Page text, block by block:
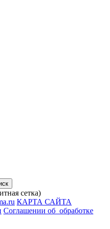
сетка)
КАРТА САЙТА
Соглашении об обработке